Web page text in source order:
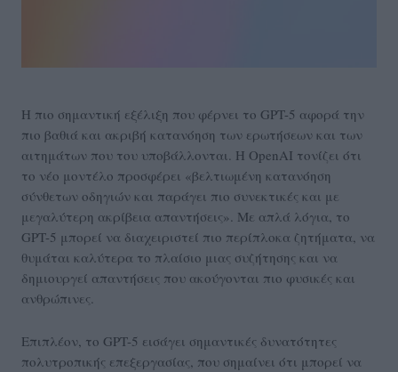
Η πιο σημαντική εξέλιξη που φέρνει το GPT-5 αφορά την
πιο βαθιά και ακριβή κατανόηση των ερωτήσεων και των
αιτημάτων που του υποβάλλονται. Η OpenAI τονίζει ότι
το νέο μοντέλο προσφέρει «βελτιωμένη κατανόηση
σύνθετων οδηγιών και παράγει πιο συνεκτικές και με
μεγαλύτερη ακρίβεια απαντήσεις». Με απλά λόγια, το
GPT-5 μπορεί να διαχειριστεί πιο περίπλοκα ζητήματα, να
θυμάται καλύτερα το πλαίσιο μιας συζήτησης και να
δημιουργεί απαντήσεις που ακούγονται πιο φυσικές και
ανθρώπινες.
Επιπλέον, το GPT-5 εισάγει σημαντικές δυνατότητες
πολυτροπικής επεξεργασίας, που σημαίνει ότι μπορεί να